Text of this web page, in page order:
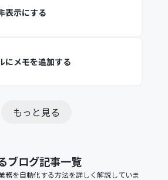
表示にする
にメモを追加する
もっと見る
ブログ記事一覧
務を自動化する方法を詳しく解説していま